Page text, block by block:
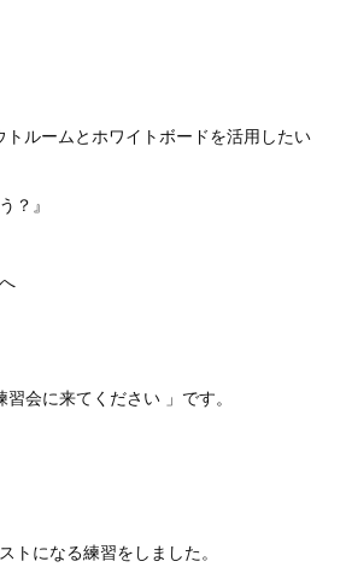
トルームとホワイトボードを活用したい
？』
習会に来てください 」です。
トになる練習をしました。